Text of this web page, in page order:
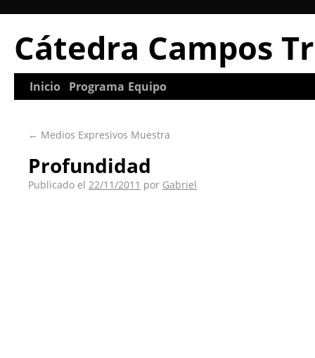
Cátedra Campos
Inicio Programa Equipo
← Medios Expresivos Muestra
Profundidad
Publicado el 22/11/2011 por Gabriel